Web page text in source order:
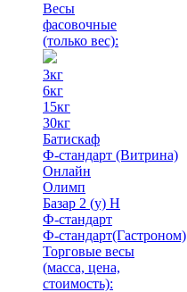
Весы
фасовочные
(только вес):
3кг
6кг
15кг
30кг
Батискаф
Ф-стандарт (Витрина)
Онлайн
Олимп
Базар 2 (у) Н
Ф-стандарт
Ф-стандарт(Гастроном)
Торговые весы
(масса, цена,
стоимость):